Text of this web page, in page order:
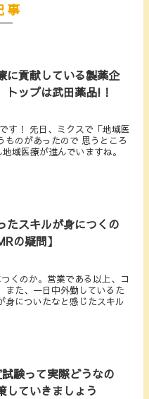
事
に貢献している製薬企
ップは武田薬品!！
す！ 先日、ミクスで「地域医
ものがあったので 思うところ
域医療が進んでいますね。
たスキルが身につくの
の疑問】
くのか。営業である以上、コ
また、一日中外勤しているた
身についたなと感じたスキル
験って実際どうなの
していきましょう